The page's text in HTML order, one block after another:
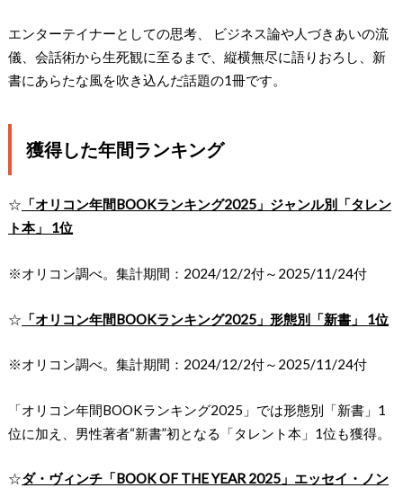
エンターテイナーとしての思考、 ビジネス論や人づきあいの流
儀、会話術から生死観に至るまで、縦横無尽に語りおろし、新
書にあらたな風を吹き込んだ話題の1冊です。
獲得した年間ランキング
☆ 「オリコン年間BOOKランキング2025」ジャンル別「タレン
ト本」 1位
※オリコン調べ。集計期間：2024/12/2付～2025/11/24付
☆ 「オリコン年間BOOKランキング2025」形態別「新書」 1位
※オリコン調べ。集計期間：2024/12/2付～2025/11/24付
「オリコン年間BOOKランキング2025」では形態別「新書」1
位に加え、男性著者“新書”初となる「タレント本」1位も獲得。
☆ダ・ヴィンチ「BOOK OF THE YEAR 2025」エッセイ・ノン